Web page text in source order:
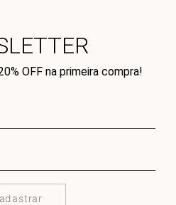
OFF na primeira compra!